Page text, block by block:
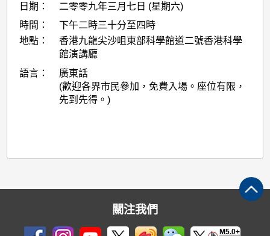
日期：
二零零九年三月七日 (星期六)
時間：
下午二時三十分至四時
地點：
香港九龍尖沙咀東部科學館道二號香港科學
館演講廳
語言：
廣東話
(歡迎各界市民參加，免費入場。座位有限，
先到先得。)
關注我們
M5.0+